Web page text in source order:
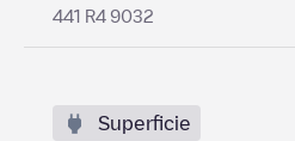
441 R4 9032
Superficie